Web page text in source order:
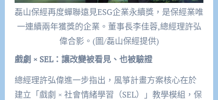
磊山保經再度蟬聯遠見ESG企業永續獎，是保經業唯
一連續兩年獲獎的企業。董事長李佳蓉,總經理許弘
偉合影。(圖/磊山保經提供)
戲劇 × SEL：讓改變被看見、也被驗證
總經理許弘偉進一步指出，風箏計畫方案核心在於
建立「戲劇 × 社會情緒學習（SEL）」教學模組，保